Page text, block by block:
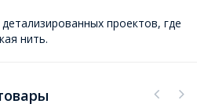
проектов, где
нить.